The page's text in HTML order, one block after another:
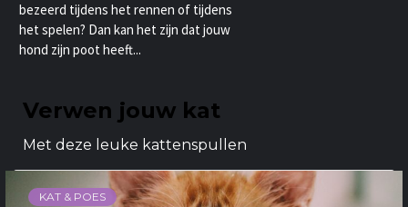
bezeerd tijdens het rennen of tijdens
het spelen? Dan kan het zijn dat jouw
hond zijn poot heeft...
Verwen jouw kat
Met deze leuke kattenspullen
KAT & POES